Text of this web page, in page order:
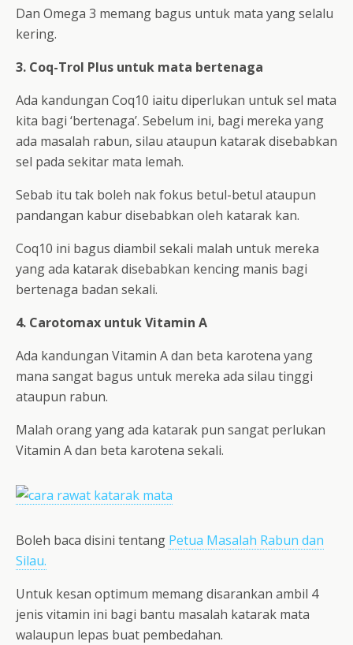
Dan Omega 3 memang bagus untuk mata yang selalu
kering.
3. Coq-Trol Plus untuk mata bertenaga
Ada kandungan Coq10 iaitu diperlukan untuk sel mata
kita bagi ‘bertenaga’. Sebelum ini, bagi mereka yang
ada masalah rabun, silau ataupun katarak disebabkan
sel pada sekitar mata lemah.
Sebab itu tak boleh nak fokus betul-betul ataupun
pandangan kabur disebabkan oleh katarak kan.
Coq10 ini bagus diambil sekali malah untuk mereka
yang ada katarak disebabkan kencing manis bagi
bertenaga badan sekali.
4. Carotomax untuk Vitamin A
Ada kandungan Vitamin A dan beta karotena yang
mana sangat bagus untuk mereka ada silau tinggi
ataupun rabun.
Malah orang yang ada katarak pun sangat perlukan
Vitamin A dan beta karotena sekali.
Boleh baca disini tentang Petua Masalah Rabun dan
Silau.
Untuk kesan optimum memang disarankan ambil 4
jenis vitamin ini bagi bantu masalah katarak mata
walaupun lepas buat pembedahan.